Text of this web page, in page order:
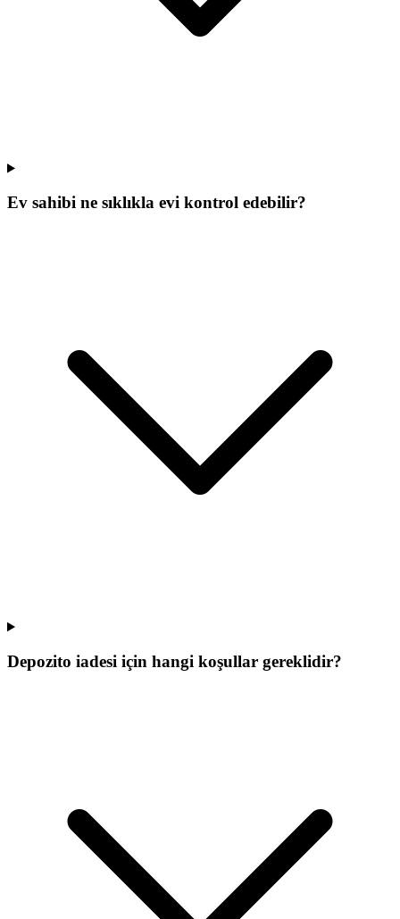
Ev sahibi ne sıklıkla evi kontrol edebilir?
Depozito iadesi için hangi koşullar gereklidir?